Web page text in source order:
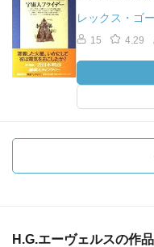
レックス・ゴ
15 4.29
H.G.エーヴェルスの作品